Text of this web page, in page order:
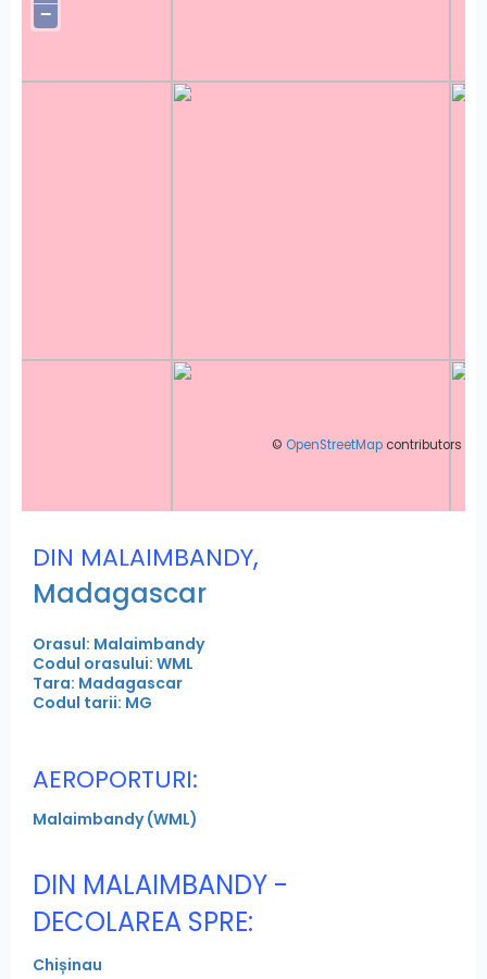
−
© OpenStreetMap contributors
DIN MALAIMBANDY,
Madagascar
Orasul: Malaimbandy
Codul orasului: WML
Tara: Madagascar
Codul tarii: MG
AEROPORTURI:
Malaimbandy (WML)
DIN MALAIMBANDY -
DECOLAREA SPRE:
Chișinau